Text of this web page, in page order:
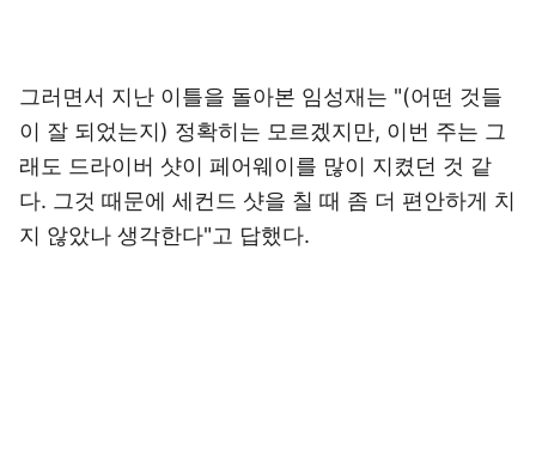
그러면서 지난 이틀을 돌아본 임성재는 "(어떤 것들
이 잘 되었는지) 정확히는 모르겠지만, 이번 주는 그
래도 드라이버 샷이 페어웨이를 많이 지켰던 것 같
다. 그것 때문에 세컨드 샷을 칠 때 좀 더 편안하게 치
지 않았나 생각한다"고 답했다.